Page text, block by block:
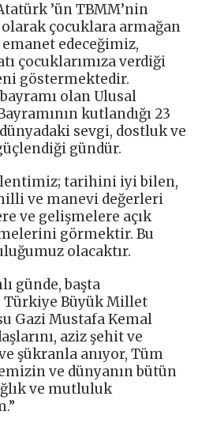
’ün TBMM’nin
olarak çocuklara armağan
emanet edeceğimiz,
çocuklarımıza verdiği
göstermektedir.
olan Ulusal
kutlandığı 23
sevgi, dostluk ve
gündür.
tarihini iyi bilen,
ve manevi değerleri
ve gelişmelere açık
görmektir. Bu
olacaktır.
günde, başta
Büyük Millet
Gazi Mustafa Kemal
aziz şehit ve
şükranla anıyor, Tüm
ve dünyanın bütün
ve mutluluk